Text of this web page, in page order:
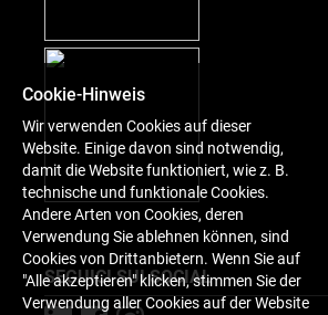
SEGUICI SUI SOCIAL
Cookie-Hinweis
Wir verwenden Cookies auf dieser
Website. Einige davon sind notwendig,
damit die Website funktioniert, wie z. B.
technische und funktionale Cookies.
Andere Arten von Cookies, deren
Verwendung Sie ablehnen können, sind
Cookies von Drittanbietern. Wenn Sie auf
"Alle akzeptieren" klicken, stimmen Sie der
Verwendung aller Cookies auf der Website